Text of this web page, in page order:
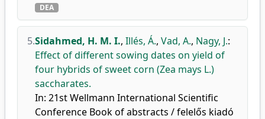
DEA
5.Sidahmed, H. M. I., Illés, Á., Vad, A., Nagy, J.:
Effect of different sowing dates on yield of
four hybrids of sweet corn (Zea mays L.)
saccharates.
In: 21st Wellmann International Scientific
Conference Book of abstracts / felelős kiadó